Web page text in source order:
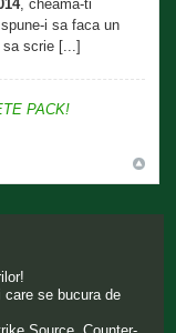
, cheama-ti
i sa faca un
scrie [...]
PACK!
se bucura de